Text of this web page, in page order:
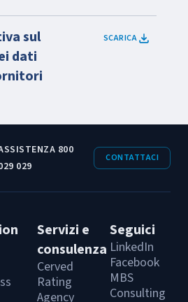
sul
dati
SCARICA
800
029
CONTATTACI
Servizi e
consulenza
Cerved
Rating
Agency
Seguici
LinkedIn
Facebook
MBS
Consulting